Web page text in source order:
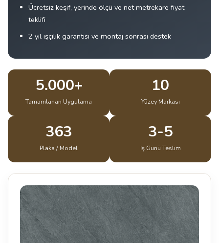
Ücretsiz keşif, yerinde ölçü ve net metrekare fiyat
teklifi
2 yıl işçilik garantisi ve montaj sonrası destek
5.000+
Tamamlanan Uygulama
10
Yüzey Markası
363
Plaka / Model
3-5
İş Günü Teslim